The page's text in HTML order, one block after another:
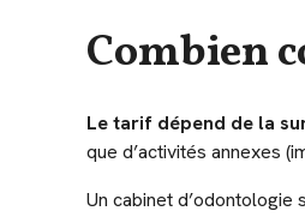
Combien
Le tarif dépend de la
que d’activités annexes
Un cabinet d’odontologie